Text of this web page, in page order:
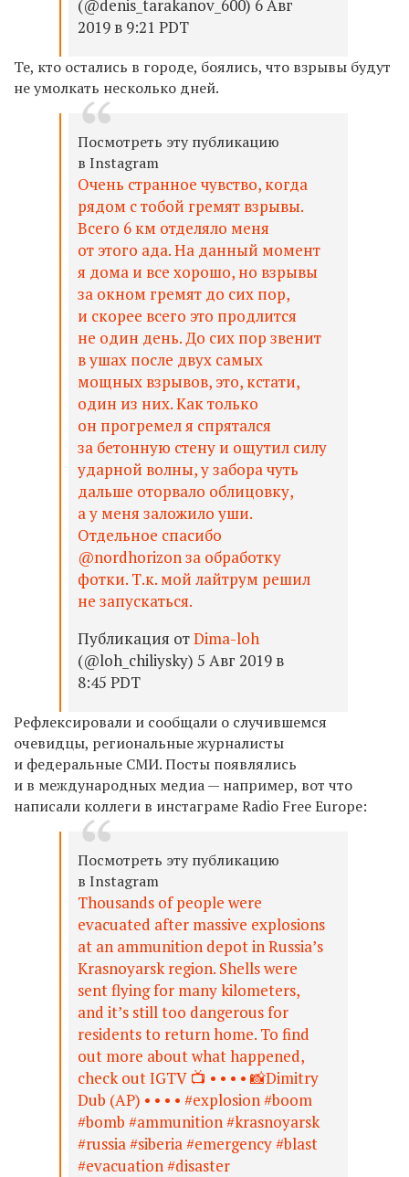
(@denis_tarakanov_600) 6 Авг
2019 в 9:21 PDT
Те, кто остались в городе, боялись, что взрывы будут
не умолкать несколько дней.
Посмотреть эту публикацию
в Instagram
Очень странное чувство, когда
рядом с тобой гремят взрывы.
Всего 6 км отделяло меня
от этого ада. На данный момент
я дома и все хорошо, но взрывы
за окном гремят до сих пор,
и скорее всего это продлится
не один день. До сих пор звенит
в ушах после двух самых
мощных взрывов, это, кстати,
один из них. Как только
он прогремел я спрятался
за бетонную стену и ощутил силу
ударной волны, у забора чуть
дальше оторвало облицовку,
а у меня заложило уши.
Отдельное спасибо
@nordhorizon за обработку
фотки. Т.к. мой лайтрум решил
не запускаться.
Публикация отDima-loh
(@loh_chiliysky) 5 Авг 2019 в
8:45 PDT
Рефлексировали и сообщали о случившемся
очевидцы, региональные журналисты
и федеральные СМИ. Посты появлялись
и в международных медиа — например, вот что
написали коллеги в инстаграмеRadio Free Europe:
Посмотреть эту публикацию
в Instagram
Thousands of people were
evacuated after massive explosions
at an ammunition depot in Russia’s
Krasnoyarsk region. Shells were
sent flying for many kilometers,
and it’s still too dangerous for
residents to return home. To find
out more about what happened,
check out IGTV 📺 • • • • 📸Dimitry
Dub (AP) • • • • #explosion #boom
#bomb #ammunition #krasnoyarsk
#russia #siberia #emergency #blast
#evacuation #disaster